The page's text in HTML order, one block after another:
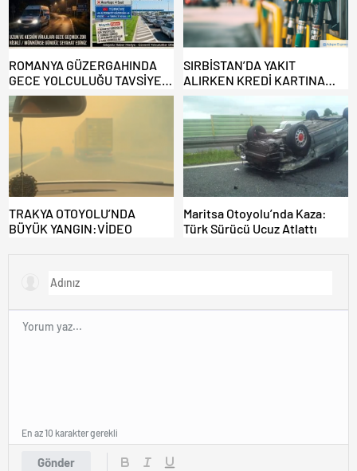
ROMANYA GÜZERGAHINDA
GECE YOLCULUĞU TAVSİYE
EDİLMİYOR: ALTERNATİF
KAPILAR ZAMAN
KAZANDIRIYOR!
SIRBİSTAN’DA YAKIT
ALIRKEN KREDİ KARTINA
DİKKAT: MAĞDUR OLMAYIN!
TRAKYA OTOYOLU’NDA
BÜYÜK YANGIN:VİDEO
Maritsa Otoyolu’nda Kaza:
Türk Sürücü Ucuz Atlattı
Gönder
En az 10 karakter gerekli